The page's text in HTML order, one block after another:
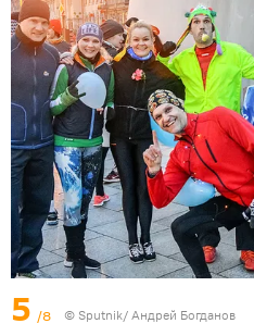
5 /8 © Sputnik/ Андрей Богданов